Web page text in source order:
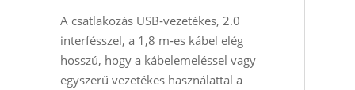
A csatlakozás USB‑vezetékes, 2.0
interfésszel, a 1,8 m‑es kábel elég
hosszú, hogy a kábelemeléssel vagy
egyszerű vezetékes használattal a